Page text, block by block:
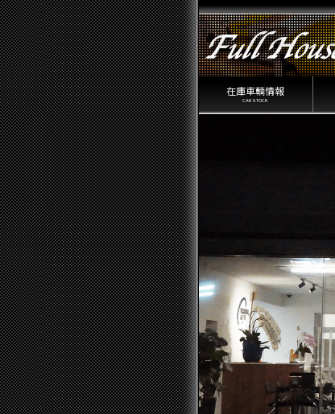
在庫車輌情報
CAR STOCK